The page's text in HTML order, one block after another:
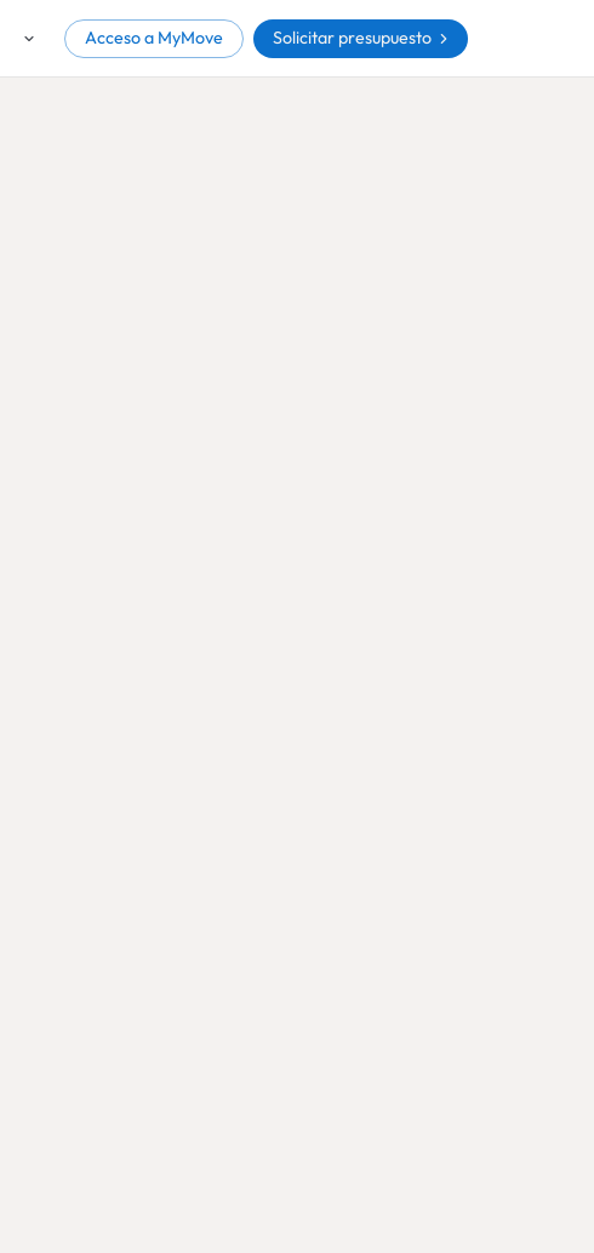
Acceso a MyMove Solicitar presupuesto